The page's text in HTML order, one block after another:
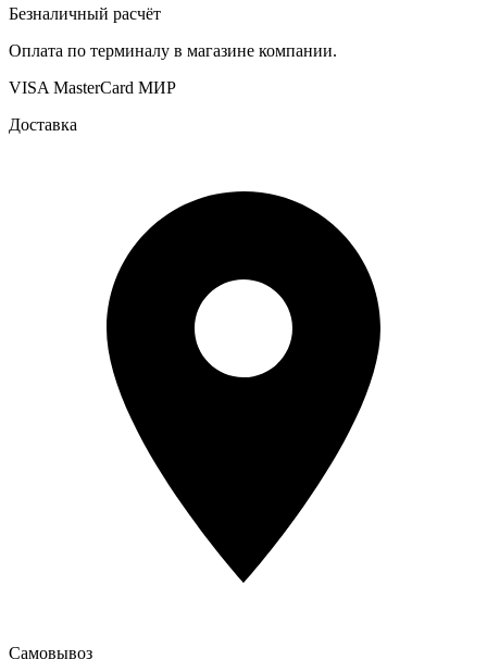
Безналичный расчёт
Оплата по терминалу в магазине компании.
VISA MasterCard МИР
Доставка
Самовывоз